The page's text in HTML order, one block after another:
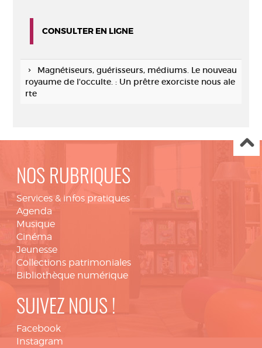
CONSULTER EN LIGNE
Magnétiseurs, guérisseurs, médiums. Le nouveau
royaume de l'occulte. : Un prêtre exorciste nous ale
rte
NOS RUBRIQUES
Services & infos pratiques
Agenda
Musique
Cinéma
Jeunesse
Collections patrimoniales
Bibliothèque numérique
SUIVEZ NOUS !
Facebook
Instagram